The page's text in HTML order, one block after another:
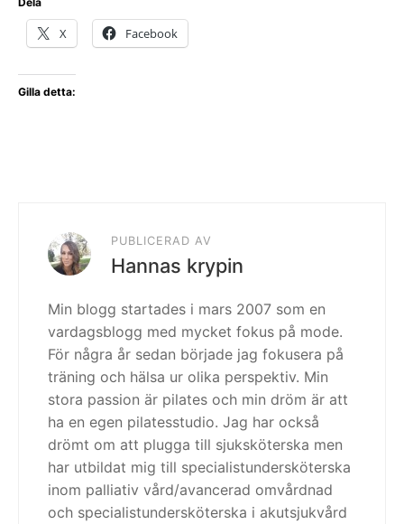
X Facebook
Gilla detta:
PUBLICERAD AV
Hannas krypin
Min blogg startades i mars 2007 som en
vardagsblogg med mycket fokus på mode.
För några år sedan började jag fokusera på
träning och hälsa ur olika perspektiv. Min
stora passion är pilates och min dröm är att
ha en egen pilatesstudio. Jag har också
drömt om att plugga till sjuksköterska men
har utbildat mig till specialistundersköterska
inom palliativ vård/avancerad omvårdnad
och specialistundersköterska i akutsjukvård